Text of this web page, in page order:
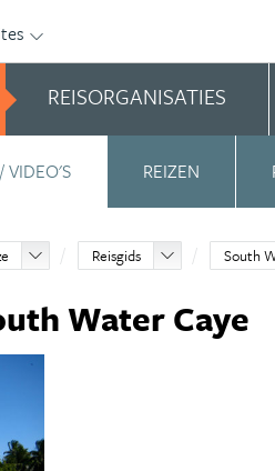
REISORGANISATIES
VIDEO'S REIZEN
Reisgids South
Water Caye